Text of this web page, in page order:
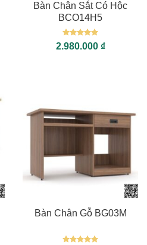
Bàn Chân Sắt Có Hộc
BCO14H5
Được xếp
hạng55
2.980.000 ₫
Bàn Chân Gỗ BG03M